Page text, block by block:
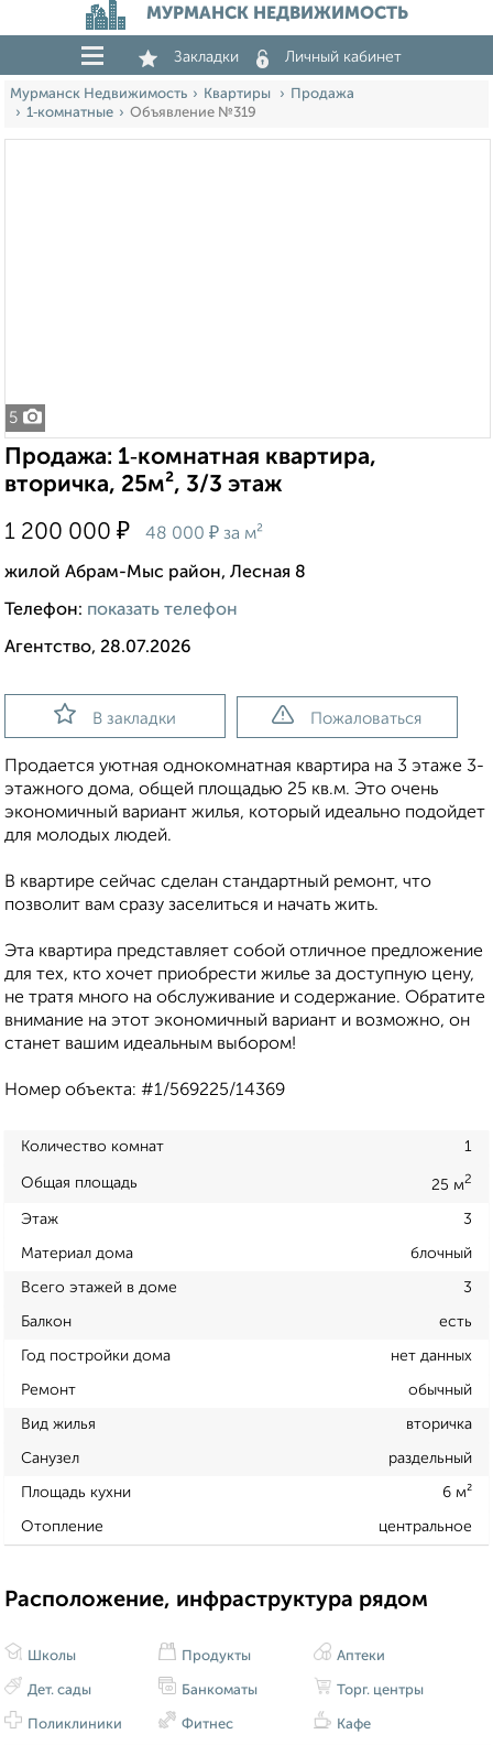
МУРМАНСК НЕДВИЖИМОСТЬ
Закладки Личный кабинет
Мурманск Недвижимость Квартиры
Продажа
1‑комнатные
Объявление №319
5
Продажа: 1‑комнатная квартира,
вторичка, 25м², 3/3 этаж
1 200 000 ₽ 48 000 ₽ за м²
жилой Абрам-Мыс район, Лесная 8
Телефон: показать телефон
Агентство, 28.07.2026
В закладки Пожаловаться
Продается уютная однокомнатная квартира на 3 этаже 3-
этажного дома, общей площадью 25 кв.м. Это очень
экономичный вариант жилья, который идеально подойдет
для молодых людей.
В квартире сейчас сделан стандартный ремонт, что
позволит вам сразу заселиться и начать жить.
Эта квартира представляет собой отличное предложение
для тех, кто хочет приобрести жилье за доступную цену,
не тратя много на обслуживание и содержание. Обратите
внимание на этот экономичный вариант и возможно, он
станет вашим идеальным выбором!
Номер объекта: #1/569225/14369
Количество комнат 1
Общая площадь 25 м2
Этаж 3
Материал дома блочный
Всего этажей в доме 3
Балкон есть
Год постройки дома нет данных
Ремонт обычный
Вид жилья вторичка
Санузел раздельный
Площадь кухни 6 м²
Отопление центральное
Расположение, инфраструктура рядом
Школы
Дет. сады
Поликлиники
Продукты
Банкоматы
Фитнес
Аптеки
Торг. центры
Кафе